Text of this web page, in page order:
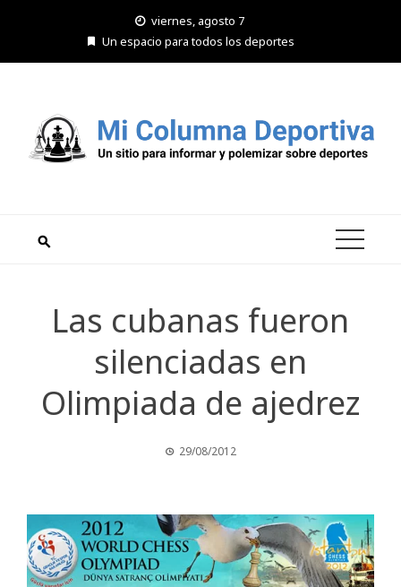
viernes, agosto 7
Un espacio para todos los deportes
Las cubanas fueron
silenciadas en
Olimpiada de ajedrez
29/08/2012